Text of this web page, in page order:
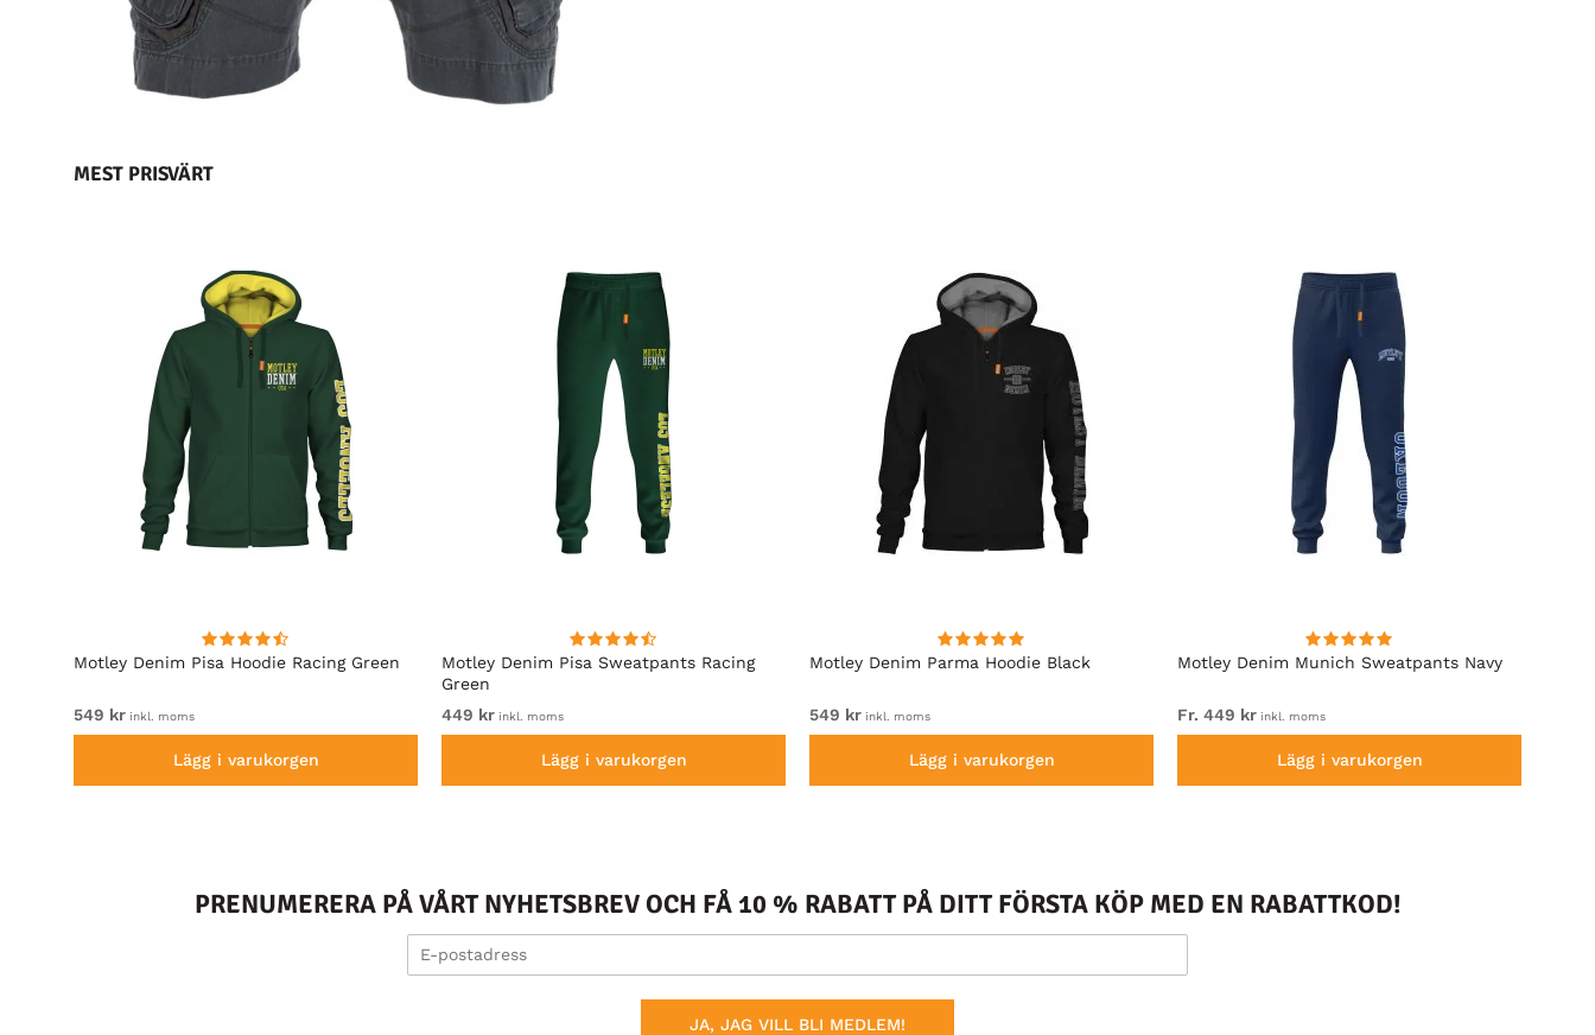
MEST PRISVÄRT
Motley Denim Pisa Hoodie Racing Green
549 kr inkl. moms
Lägg i varukorgen
Motley Denim Pisa Sweatpants Racing
Green
449 kr inkl. moms
Lägg i varukorgen
Motley Denim Parma Hoodie Black
549 kr inkl. moms
Lägg i varukorgen
Motley Denim Munich Sweatpants Navy
Fr. 449 kr inkl. moms
Lägg i varukorgen
PRENUMERERA PÅ VÅRT NYHETSBREV OCH FÅ 10 % RABATT PÅ DITT FÖRSTA KÖP MED EN RABATTKOD!
JA, JAG VILL BLI MEDLEM!